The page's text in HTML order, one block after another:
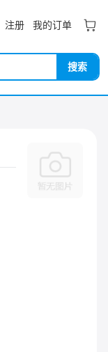
注册 我的订单
搜索